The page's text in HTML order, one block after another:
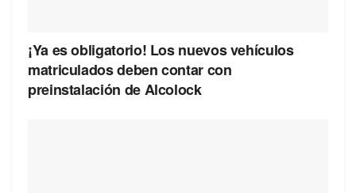
¡Ya es obligatorio! Los nuevos vehículos
matriculados deben contar con
preinstalación de Alcolock